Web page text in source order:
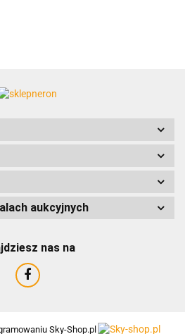
AMTRA
aukcyjnych
nas na
Sky-Shop.pl